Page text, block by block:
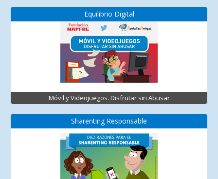
Equilibrio Digital
Móvil y Videojuegos. Disfrutar sin Abusar
Sharenting Responsable